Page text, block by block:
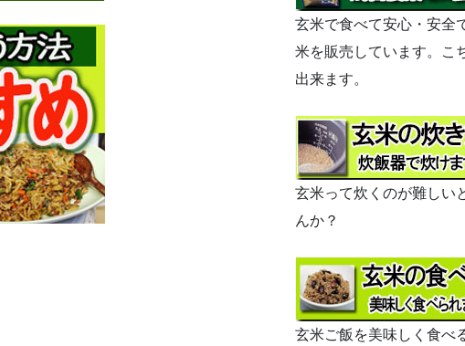
玄米で食べて安心・安全
米を販売しています。こ
出来ます。
玄米って炊くのが難しい
んか？
玄米ご飯を美味しく食べ